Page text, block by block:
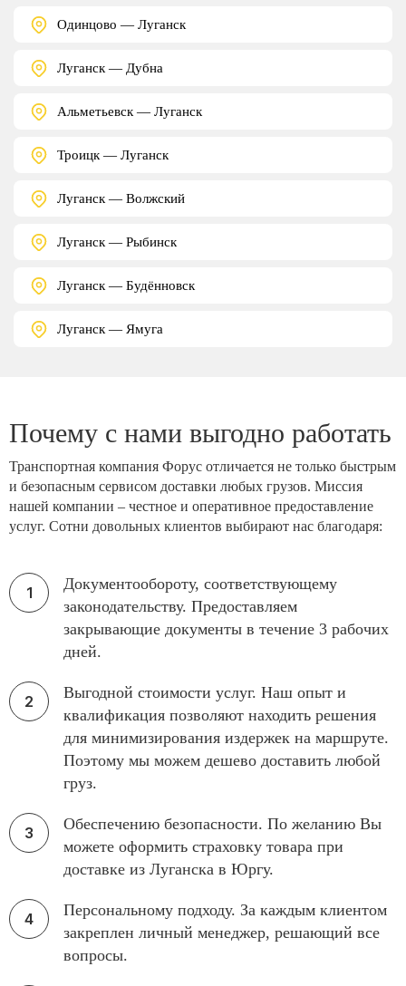
Одинцово — Луганск
Луганск — Дубна
Альметьевск — Луганск
Троицк — Луганск
Луганск — Волжский
Луганск — Рыбинск
Луганск — Будённовск
Луганск — Ямуга
Почему с нами выгодно работать
Транспортная компания Форус отличается не только быстрым
и безопасным сервисом доставки любых грузов. Миссия
нашей компании – честное и оперативное предоставление
услуг. Сотни довольных клиентов выбирают нас благодаря:
Документообороту, соответствующему
законодательству. Предоставляем
закрывающие документы в течение 3 рабочих
дней.
Выгодной стоимости услуг. Наш опыт и
квалификация позволяют находить решения
для минимизирования издержек на маршруте.
Поэтому мы можем дешево доставить любой
груз.
Обеспечению безопасности. По желанию Вы
можете оформить страховку товара при
доставке из Луганска в Юргу.
Персональному подходу. За каждым клиентом
закреплен личный менеджер, решающий все
вопросы.